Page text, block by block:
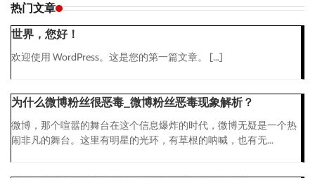
热门文章
世界，您好！
欢迎使用 WordPress。这是您的第一篇文章。 […]
为什么微博粉丝很恶毒_微博粉丝恶毒现象解析？
微博，那个喧嚣的舞台在这个信息爆炸的时代，微博无疑是一个热
闹非凡的舞台。这里有明星的光环，有草根的呐喊，也有无...